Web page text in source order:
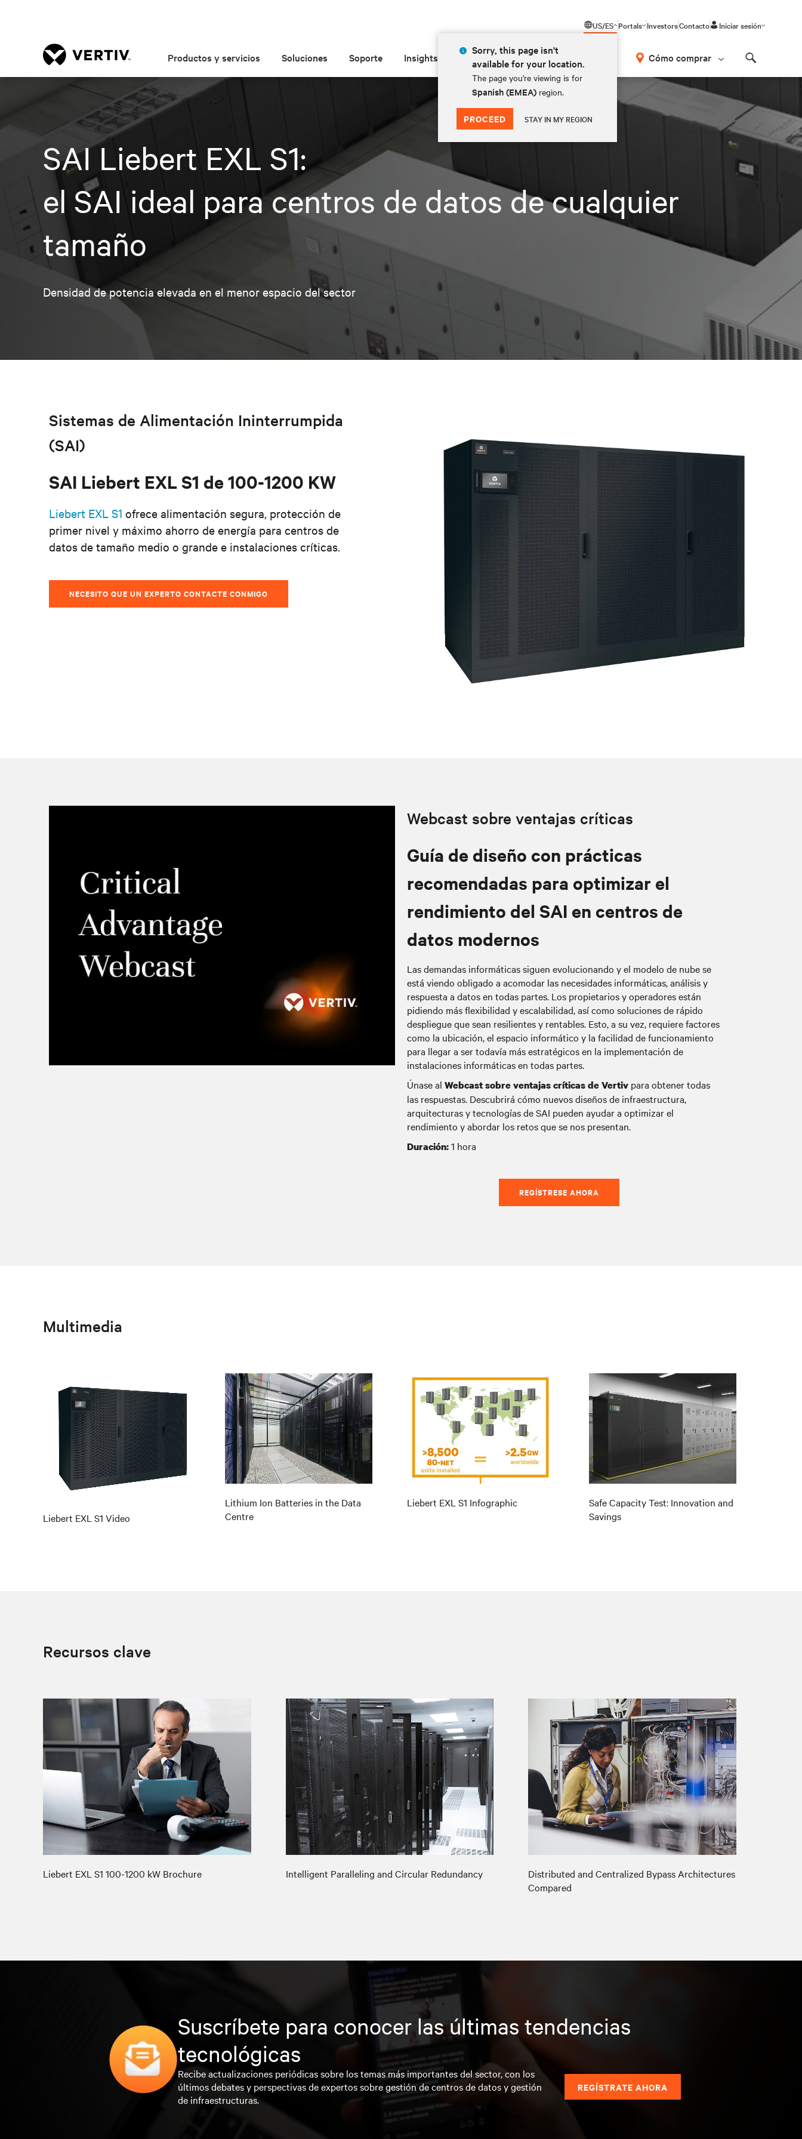
US/ES
Sorry, this page isn't
available for your location.
The page you're viewing is for
Spanish (EMEA) region.
PROCEED STAY IN MY REGION
Portals InvestorsContacto Iniciar sesión
Productos y servicios Soluciones Soporte Insights Acerca de las Cómo comprar
SAI Liebert EXL S1:
el SAI ideal para centros de datos de cualquier
tamaño
Densidad de potencia elevada en el menor espacio del sector
Sistemas de Alimentación Ininterrumpida
(SAI)
SAI Liebert EXL S1 de 100-1200 KW
Liebert EXL S1 ofrece alimentación segura, protección de
primer nivel y máximo ahorro de energía para centros de
datos de tamaño medio o grande e instalaciones críticas.
NECESITO QUE UN EXPERTO CONTACTE CONMIGO
Webcast sobre ventajas críticas
Guía de diseño con prácticas
recomendadas para optimizar el
rendimiento del SAI en centros de
datos modernos
Las demandas informáticas siguen evolucionando y el modelo de nube se
está viendo obligado a acomodar las necesidades informáticas, análisis y
respuesta a datos en todas partes. Los propietarios y operadores están
pidiendo más flexibilidad y escalabilidad, así como soluciones de rápido
despliegue que sean resilientes y rentables. Esto, a su vez, requiere factores
como la ubicación, el espacio informático y la facilidad de funcionamiento
para llegar a ser todavía más estratégicos en la implementación de
instalaciones informáticas en todas partes.
Únase al Webcast sobre ventajas críticas de Vertiv para obtener todas
las respuestas. Descubrirá cómo nuevos diseños de infraestructura,
arquitecturas y tecnologías de SAI pueden ayudar a optimizar el
rendimiento y abordar los retos que se nos presentan.
Duración:1 hora
REGÍSTRESE AHORA
Multimedia
Liebert EXL S1 Video
Lithium Ion Batteries in the Data
Centre
Liebert EXL S1 Infographic
Safe Capacity Test: Innovation and
Savings
Recursos clave
Liebert EXL S1 100-1200 kW Brochure Intelligent Paralleling and Circular Redundancy
Distributed and Centralized Bypass Architectures
Compared
Suscríbete para conocer las últimas tendencias
tecnológicas
Recibe actualizaciones periódicas sobre los temas más importantes del sector, con los
últimos debates y perspectivas de expertos sobre gestión de centros de datos y gestión
de infraestructuras.
REGÍSTRATE AHORA